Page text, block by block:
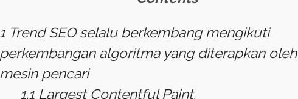
1 Trend SEO selalu berkembang mengikuti
perkembangan algoritma yang diterapkan oleh
mesin pencari
1.1 Largest Contentful Paint.